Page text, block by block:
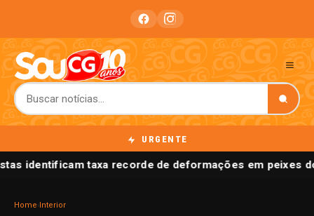
URGENTE
identificam taxa recorde de deformações em peixes
Home Interior